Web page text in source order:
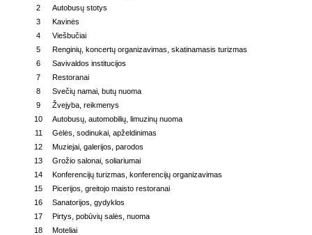
2
Autobusų stotys
3
Kavinės
4
Viešbučiai
5
Renginių, koncertų organizavimas, skatinamasis turizmas
6
Savivaldos institucijos
7
Restoranai
8
Svečių namai, butų nuoma
9
Žvejyba, reikmenys
10
Autobusų, automobilių, limuzinų nuoma
11
Gėlės, sodinukai, apželdinimas
12
Muziejai, galerijos, parodos
13
Grožio salonai, soliariumai
14
Konferencijų turizmas, konferencijų organizavimas
15
Picerijos, greitojo maisto restoranai
16
Sanatorijos, gydyklos
17
Pirtys, pobūvių salės, nuoma
18
Moteliai